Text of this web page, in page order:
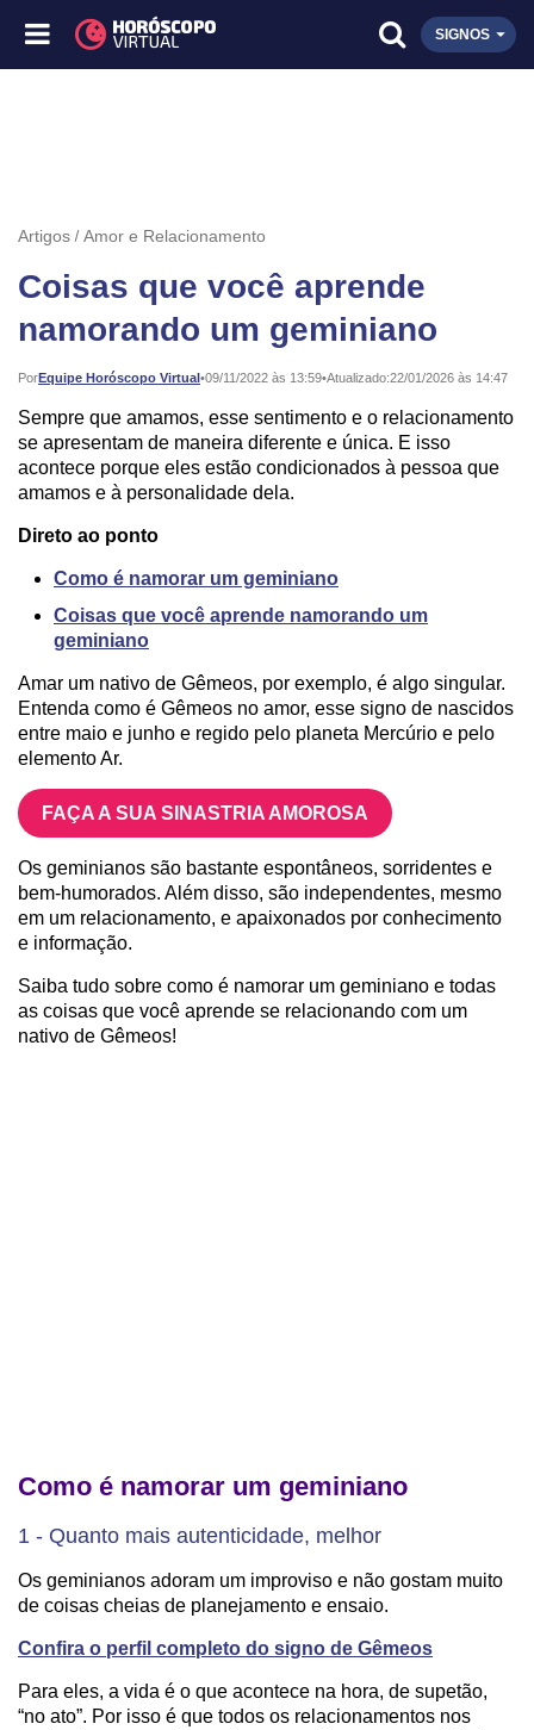
SIGNOS
Artigos Amor e Relacionamento
Coisas que você aprende
namorando um geminiano
PorEquipe Horóscopo Virtual•
Publicado: 09/11/2022 às 13:59•Atualizado:22/01/2026 às 14:47
Sempre que amamos, esse sentimento e o relacionamento
se apresentam de maneira diferente e única. E isso
acontece porque eles estão condicionados à pessoa que
amamos e à personalidade dela.
Direto ao ponto
Como é namorar um geminiano
Coisas que você aprende namorando um
geminiano
Amar um nativo de Gêmeos, por exemplo, é algo singular.
Entenda como é Gêmeos no amor, esse signo de nascidos
entre maio e junho e regido pelo planeta Mercúrio e pelo
elemento Ar.
FAÇA A SUA SINASTRIA AMOROSA
Os geminianos são bastante espontâneos, sorridentes e
bem-humorados. Além disso, são independentes, mesmo
em um relacionamento, e apaixonados por conhecimento
e informação.
Saiba tudo sobre como é namorar um geminiano e todas
as coisas que você aprende se relacionando com um
nativo de Gêmeos!
Como é namorar um geminiano
1 - Quanto mais autenticidade, melhor
Os geminianos adoram um improviso e não gostam muito
de coisas cheias de planejamento e ensaio.
Confira o perfil completo do signo de Gêmeos
Para eles, a vida é o que acontece na hora, de supetão,
“no ato”. Por isso é que todos os relacionamentos nos